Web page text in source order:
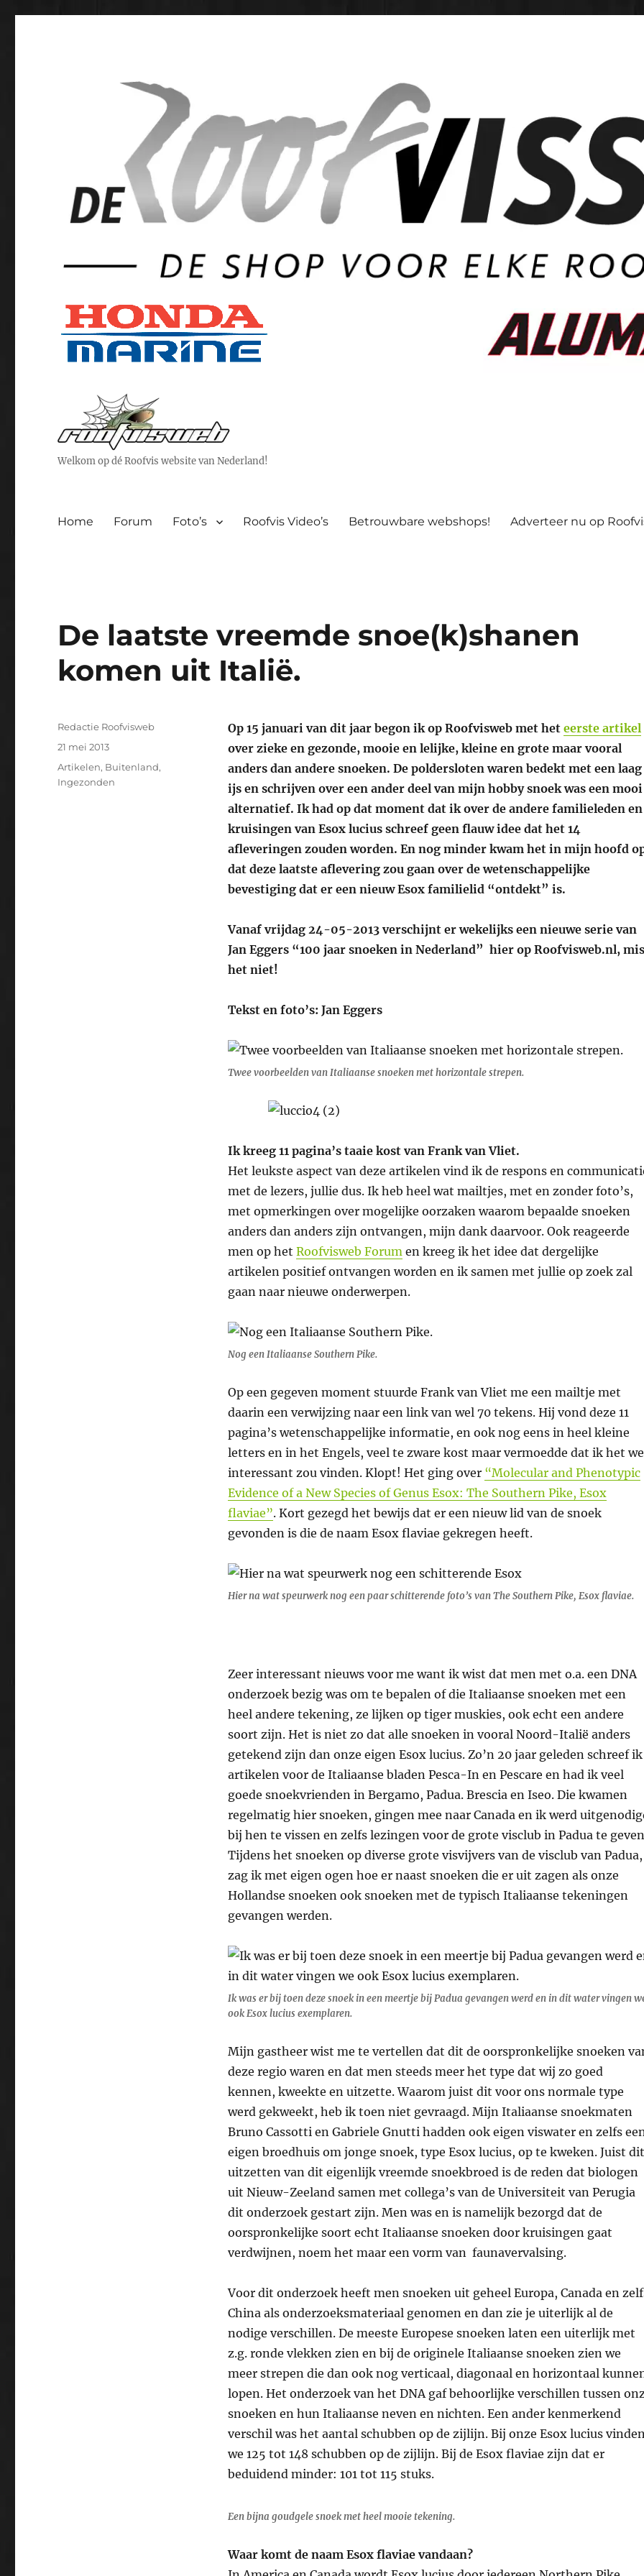
Welkom op dé Roofvis website van Nederland!
Home Forum Foto’s Roofvis Video’s Betrouwbare webshops! Adverteer nu op
De laatste vreemde snoe(k)shanen
komen uit Italië.
Op 15 januari van dit jaar begon ik op Roofvisweb met het eerste artikel
over zieke en gezonde, mooie en lelijke, kleine en grote maar vooral
anders dan andere snoeken. De poldersloten waren bedekt met een laag
ijs en schrijven over een ander deel van mijn hobby snoek was een mooi
alternatief. Ik had op dat moment dat ik over de andere familieleden en
kruisingen van Esox lucius schreef geen flauw idee dat het 14
afleveringen zouden worden. En nog minder kwam het in mijn hoofd
dat deze laatste aflevering zou gaan over de wetenschappelijke
bevestiging dat er een nieuw Esox familielid “ontdekt” is.
Vanaf vrijdag 24-05-2013 verschijnt er wekelijks een nieuwe serie van
Jan Eggers “100 jaar snoeken in Nederland” hier op Roofvisweb.nl, mis
het niet!
Tekst en foto’s: Jan Eggers
Twee voorbeelden van Italiaanse snoeken met horizontale strepen.
Ik kreeg 11 pagina’s taaie kost van Frank van Vliet.
Het leukste aspect van deze artikelen vind ik de respons en
met de lezers, jullie dus. Ik heb heel wat mailtjes, met en zonder foto’s,
met opmerkingen over mogelijke oorzaken waarom bepaalde snoeken
anders dan anders zijn ontvangen, mijn dank daarvoor. Ook reageerde
men op het Roofvisweb Forum en kreeg ik het idee dat dergelijke
artikelen positief ontvangen worden en ik samen met jullie op zoek zal
gaan naar nieuwe onderwerpen.
Nog een Italiaanse Southern Pike.
Op een gegeven moment stuurde Frank van Vliet me een mailtje met
daarin een verwijzing naar een link van wel 70 tekens. Hij vond deze 11
pagina’s wetenschappelijke informatie, en ook nog eens in heel kleine
letters en in het Engels, veel te zware kost maar vermoedde dat ik het
interessant zou vinden. Klopt! Het ging over “Molecular and Phenotypic
Evidence of a New Species of Genus Esox: The Southern Pike, Esox
flaviae”. Kort gezegd het bewijs dat er een nieuw lid van de snoek
gevonden is die de naam Esox flaviae gekregen heeft.
Hier na wat speurwerk nog een paar schitterende foto’s van The Southern Pike, Esox flaviae.
Zeer interessant nieuws voor me want ik wist dat men met o.a. een DNA
onderzoek bezig was om te bepalen of die Italiaanse snoeken met een
heel andere tekening, ze lijken op tiger muskies, ook echt een andere
soort zijn. Het is niet zo dat alle snoeken in vooral Noord-Italië anders
getekend zijn dan onze eigen Esox lucius. Zo’n 20 jaar geleden schreef ik
artikelen voor de Italiaanse bladen Pesca-In en Pescare en had ik veel
goede snoekvrienden in Bergamo, Padua. Brescia en Iseo. Die kwamen
regelmatig hier snoeken, gingen mee naar Canada en ik werd
bij hen te vissen en zelfs lezingen voor de grote visclub in Padua te
Tijdens het snoeken op diverse grote visvijvers van de visclub van Padua,
zag ik met eigen ogen hoe er naast snoeken die er uit zagen als onze
Hollandse snoeken ook snoeken met de typisch Italiaanse tekeningen
gevangen werden.
Ik was er bij toen deze snoek in een meertje bij Padua gevangen werd en in dit water vingen
ook Esox lucius exemplaren.
Mijn gastheer wist me te vertellen dat dit de oorspronkelijke snoeken
deze regio waren en dat men steeds meer het type dat wij zo goed
kennen, kweekte en uitzette. Waarom juist dit voor ons normale type
werd gekweekt, heb ik toen niet gevraagd. Mijn Italiaanse snoekmaten
Bruno Cassotti en Gabriele Gnutti hadden ook eigen viswater en zelfs
eigen broedhuis om jonge snoek, type Esox lucius, op te kweken. Juist dit
uitzetten van dit eigenlijk vreemde snoekbroed is de reden dat biologen
uit Nieuw-Zeeland samen met collega’s van de Universiteit van Perugia
dit onderzoek gestart zijn. Men was en is namelijk bezorgd dat de
oorspronkelijke soort echt Italiaanse snoeken door kruisingen gaat
verdwijnen, noem het maar een vorm van faunavervalsing.
Voor dit onderzoek heeft men snoeken uit geheel Europa, Canada en
China als onderzoeksmateriaal genomen en dan zie je uiterlijk al de
nodige verschillen. De meeste Europese snoeken laten een uiterlijk met
z.g. ronde vlekken zien en bij de originele Italiaanse snoeken zien we
meer strepen die dan ook nog verticaal, diagonaal en horizontaal
lopen. Het onderzoek van het DNA gaf behoorlijke verschillen tussen
snoeken en hun Italiaanse neven en nichten. Een ander kenmerkend
verschil was het aantal schubben op de zijlijn. Bij onze Esox lucius
we 125 tot 148 schubben op de zijlijn. Bij de Esox flaviae zijn dat er
beduidend minder: 101 tot 115 stuks.
Een bijna goudgele snoek met heel mooie tekening.
Waar komt de naam Esox flaviae vandaan?
Auteur
Redactie Roofvisweb
Geplaatst
21 mei 2013
Categorieën
Artikelen, Buitenland,
Ingezonden